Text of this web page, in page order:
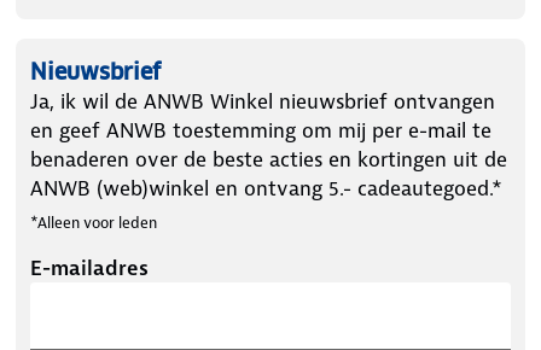
Nieuwsbrief
Ja, ik wil de ANWB Winkel nieuwsbrief ontvangen
en geef ANWB toestemming om mij per e-mail te
benaderen over de beste acties en kortingen uit de
ANWB (web)winkel en ontvang 5.- cadeautegoed.*
*Alleen voor leden
E-mailadres